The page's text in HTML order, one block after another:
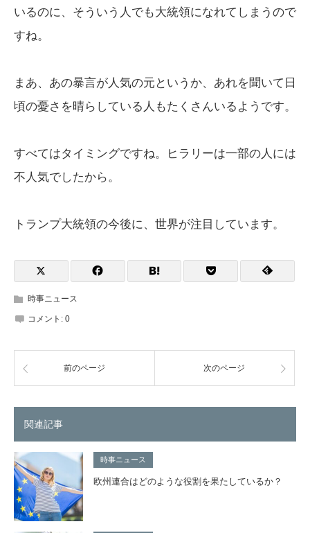
いるのに、そういう人でも大統領になれてしまうので
すね。
まあ、あの暴言が人気の元というか、あれを聞いて日
頃の憂さを晴らしている人もたくさんいるようです。
すべてはタイミングですね。ヒラリーは一部の人には
不人気でしたから。
トランプ大統領の今後に、世界が注目しています。
時事ニュース
コメント: 0
前のページ 次のページ
関連記事
時事ニュース
欧州連合はどのような役割を果たしているか？